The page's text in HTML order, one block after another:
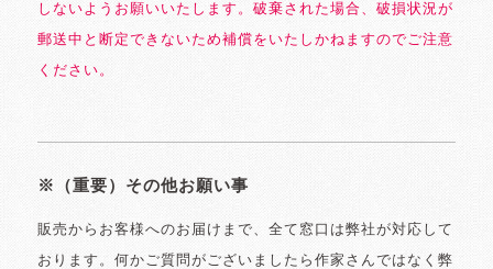
しないようお願いいたします。破棄された場合、破損状況が
郵送中と断定できないため補償をいたしかねますのでご注意
ください。
※（重要）その他お願い事
販売からお客様へのお届けまで、全て窓口は弊社が対応して
おります。何かご質問がございましたら作家さんではなく弊